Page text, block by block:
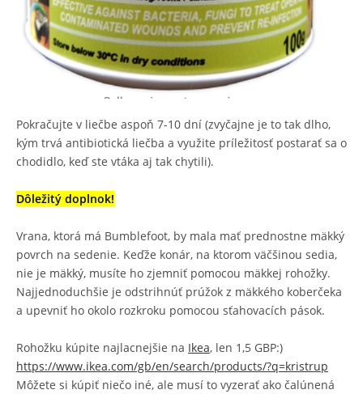
Pokračujte v liečbe aspoň 7-10 dní (zvyčajne je to tak dlho,
kým trvá antibiotická liečba a využite príležitosť postarať sa o
chodidlo, keď ste vtáka aj tak chytili).
Dôležitý doplnok!
Vrana, ktorá má Bumblefoot, by mala mať prednostne mäkký
povrch na sedenie. Keďže konár, na ktorom väčšinou sedia,
nie je mäkký, musíte ho zjemniť pomocou mäkkej rohožky.
Najjednoduchšie je odstrihnúť prúžok z mäkkého koberčeka
a upevniť ho okolo rozkroku pomocou sťahovacích pások.
Rohožku kúpite najlacnejšie na Ikea, len 1,5 GBP:)
https://www.ikea.com/gb/en/search/products/?q=kristrup
Môžete si kúpiť niečo iné, ale musí to vyzerať ako čalúnená